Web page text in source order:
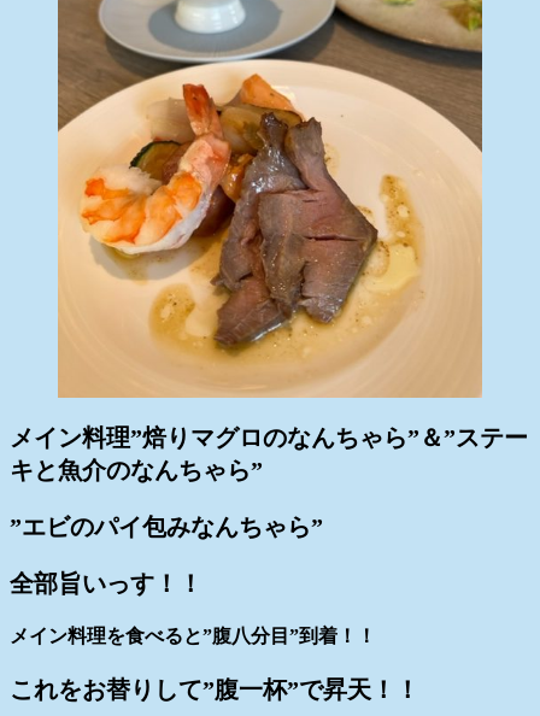
メイン料理”焙りマグロのなんちゃら”＆”ステー
キと魚介のなんちゃら”
”エビのパイ包みなんちゃら”
全部旨いっす！！
メイン料理を食べると”腹八分目”到着！！
これをお替りして”腹一杯”で昇天！！